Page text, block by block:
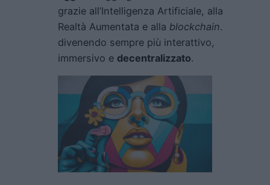
grazie all’Intelligenza Artificiale, alla
Realtà Aumentata e alla blockchain.
divenendo sempre più interattivo,
immersivo e decentralizzato.